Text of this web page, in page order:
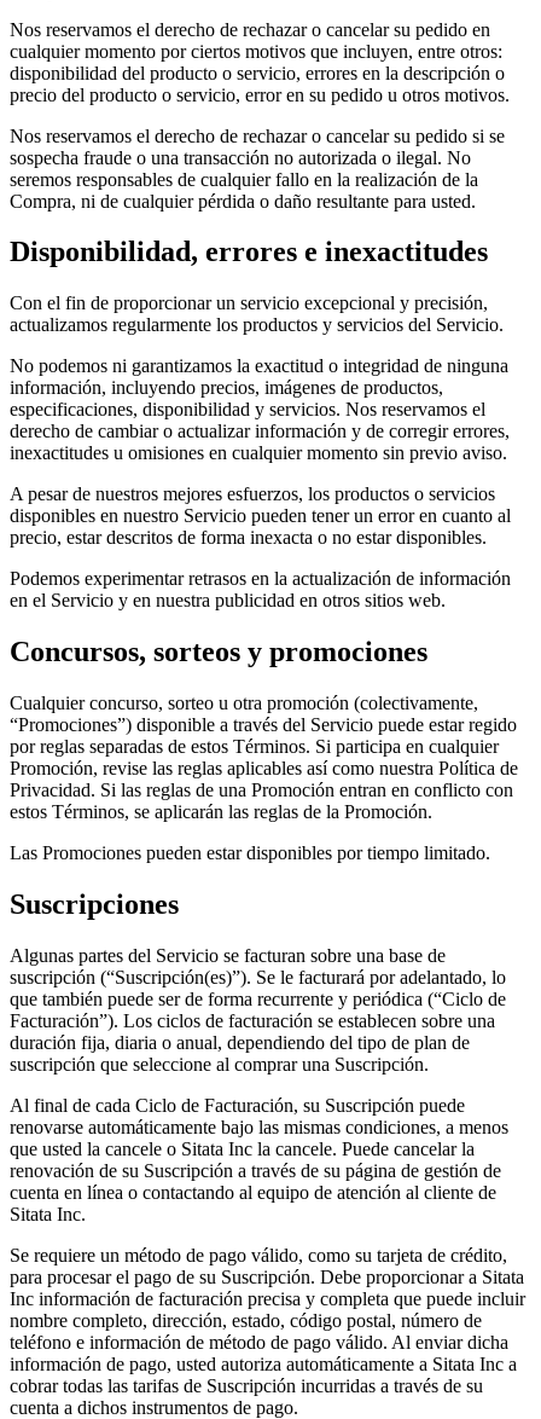
Nos reservamos el derecho de rechazar o cancelar su pedido en
cualquier momento por ciertos motivos que incluyen, entre otros:
disponibilidad del producto o servicio, errores en la descripción o
precio del producto o servicio, error en su pedido u otros motivos.
Nos reservamos el derecho de rechazar o cancelar su pedido si se
sospecha fraude o una transacción no autorizada o ilegal. No
seremos responsables de cualquier fallo en la realización de la
Compra, ni de cualquier pérdida o daño resultante para usted.
Disponibilidad, errores e inexactitudes
Con el fin de proporcionar un servicio excepcional y precisión,
actualizamos regularmente los productos y servicios del Servicio.
No podemos ni garantizamos la exactitud o integridad de ninguna
información, incluyendo precios, imágenes de productos,
especificaciones, disponibilidad y servicios. Nos reservamos el
derecho de cambiar o actualizar información y de corregir errores,
inexactitudes u omisiones en cualquier momento sin previo aviso.
A pesar de nuestros mejores esfuerzos, los productos o servicios
disponibles en nuestro Servicio pueden tener un error en cuanto al
precio, estar descritos de forma inexacta o no estar disponibles.
Podemos experimentar retrasos en la actualización de información
en el Servicio y en nuestra publicidad en otros sitios web.
Concursos, sorteos y promociones
Cualquier concurso, sorteo u otra promoción (colectivamente,
“Promociones”) disponible a través del Servicio puede estar regido
por reglas separadas de estos Términos. Si participa en cualquier
Promoción, revise las reglas aplicables así como nuestra Política de
Privacidad. Si las reglas de una Promoción entran en conflicto con
estos Términos, se aplicarán las reglas de la Promoción.
Las Promociones pueden estar disponibles por tiempo limitado.
Suscripciones
Algunas partes del Servicio se facturan sobre una base de
suscripción (“Suscripción(es)”). Se le facturará por adelantado, lo
que también puede ser de forma recurrente y periódica (“Ciclo de
Facturación”). Los ciclos de facturación se establecen sobre una
duración fija, diaria o anual, dependiendo del tipo de plan de
suscripción que seleccione al comprar una Suscripción.
Al final de cada Ciclo de Facturación, su Suscripción puede
renovarse automáticamente bajo las mismas condiciones, a menos
que usted la cancele o Sitata Inc la cancele. Puede cancelar la
renovación de su Suscripción a través de su página de gestión de
cuenta en línea o contactando al equipo de atención al cliente de
Sitata Inc.
Se requiere un método de pago válido, como su tarjeta de crédito,
para procesar el pago de su Suscripción. Debe proporcionar a Sitata
Inc información de facturación precisa y completa que puede incluir
nombre completo, dirección, estado, código postal, número de
teléfono e información de método de pago válido. Al enviar dicha
información de pago, usted autoriza automáticamente a Sitata Inc a
cobrar todas las tarifas de Suscripción incurridas a través de su
cuenta a dichos instrumentos de pago.